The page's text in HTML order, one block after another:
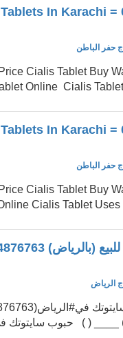
حفر الباطن
Cialis Tablet Buy
Online Cialis
حفر الباطن
Cialis Tablet Buy
Cialis Tablet Uses
اجهاض الحمل المنزلي بج
الرياض
____ ( ) حبوب سايتوتك